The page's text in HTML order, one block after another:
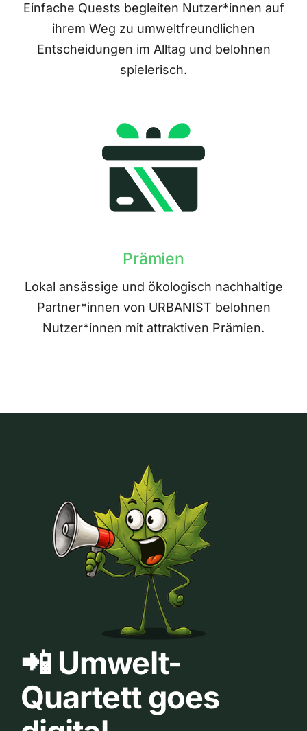
Einfache Quests begleiten Nutzer*innen auf
ihrem Weg zu umweltfreundlichen
Entscheidungen im Alltag und belohnen
spielerisch.
Prämien
Lokal ansässige und ökologisch nachhaltige
Partner*innen von URBANIST belohnen
Nutzer*innen mit attraktiven Prämien.
📲 Umwelt-
Quartett goes